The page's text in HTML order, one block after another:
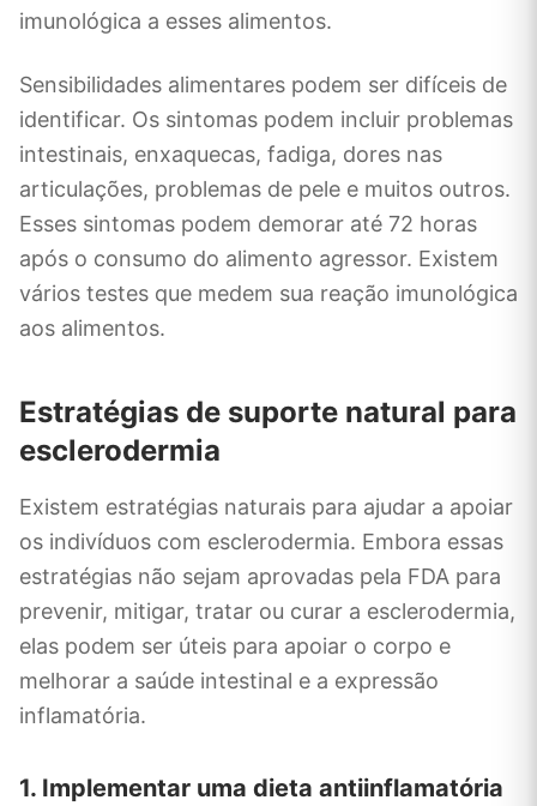
imunológica a esses alimentos.
Sensibilidades alimentares podem ser difíceis de
identificar. Os sintomas podem incluir problemas
intestinais, enxaquecas, fadiga, dores nas
articulações, problemas de pele e muitos outros.
Esses sintomas podem demorar até 72 horas
após o consumo do alimento agressor. Existem
vários testes que medem sua reação imunológica
aos alimentos.
Estratégias de suporte natural para
esclerodermia
Existem estratégias naturais para ajudar a apoiar
os indivíduos com esclerodermia. Embora essas
estratégias não sejam aprovadas pela FDA para
prevenir, mitigar, tratar ou curar a esclerodermia,
elas podem ser úteis para apoiar o corpo e
melhorar a saúde intestinal e a expressão
inflamatória.
1. Implementar uma dieta antiinflamatória